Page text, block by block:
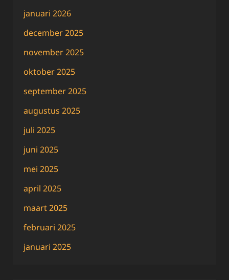
januari 2026
december 2025
november 2025
oktober 2025
september 2025
augustus 2025
juli 2025
juni 2025
mei 2025
april 2025
maart 2025
februari 2025
januari 2025